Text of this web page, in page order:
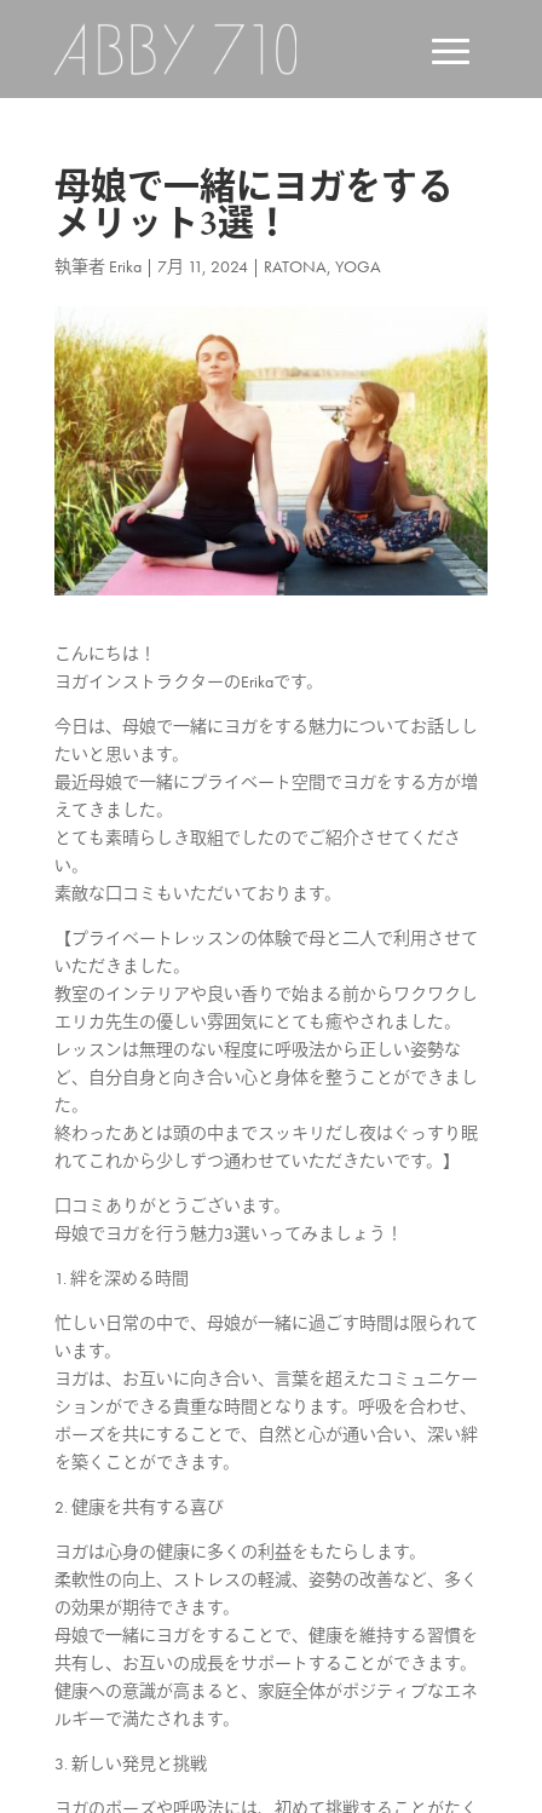
母娘で一緒にヨガをする
メリット3選！
執筆者 Erika| 7月 11, 2024| RATONA, YOGA
こんにちは！
ヨガインストラクターのErikaです。
今日は、母娘で一緒にヨガをする魅力についてお話しし
たいと思います。
最近母娘で一緒にプライベート空間でヨガをする方が増
えてきました。
とても素晴らしき取組でしたのでご紹介させてくださ
い。
素敵な口コミもいただいております。
【プライベートレッスンの体験で母と二人で利用させて
いただきました。
教室のインテリアや良い香りで始まる前からワクワクし
エリカ先生の優しい雰囲気にとても癒やされました。
レッスンは無理のない程度に呼吸法から正しい姿勢な
ど、自分自身と向き合い心と身体を整うことができまし
た。
終わったあとは頭の中までスッキリだし夜はぐっすり眠
れてこれから少しずつ通わせていただきたいです。】
口コミありがとうございます。
母娘でヨガを行う魅力3選いってみましょう！
1. 絆を深める時間
忙しい日常の中で、母娘が一緒に過ごす時間は限られて
います。
ヨガは、お互いに向き合い、言葉を超えたコミュニケー
ションができる貴重な時間となります。呼吸を合わせ、
ポーズを共にすることで、自然と心が通い合い、深い絆
を築くことができます。
2. 健康を共有する喜び
ヨガは心身の健康に多くの利益をもたらします。
柔軟性の向上、ストレスの軽減、姿勢の改善など、多く
の効果が期待できます。
母娘で一緒にヨガをすることで、健康を維持する習慣を
共有し、お互いの成長をサポートすることができます。
健康への意識が高まると、家庭全体がポジティブなエネ
ルギーで満たされます。
3. 新しい発見と挑戦
ヨガのポーズや呼吸法には、初めて挑戦することがたく